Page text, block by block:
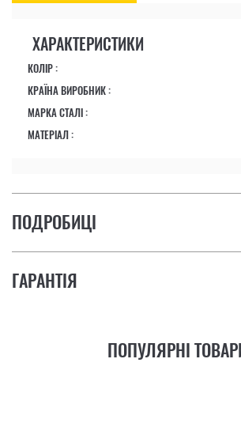
ХАРАКТЕРИСТИКИ
КОЛІР :
КРАЇНА ВИРОБНИК :
МАРКА СТАЛІ :
МАТЕРІАЛ :
ПОДРОБИЦІ
ГАРАНТІЯ
ПОПУЛЯРНІ